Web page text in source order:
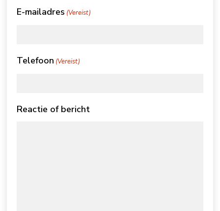
E-mailadres (Vereist)
Telefoon (Vereist)
Reactie of bericht